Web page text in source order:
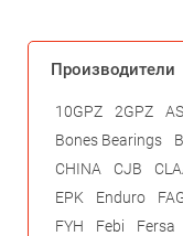
Производители
10GPZ 2GPZ
Bones Bearings
CHINA
CJB
EPK
Enduro
FYH
Febi Fersa